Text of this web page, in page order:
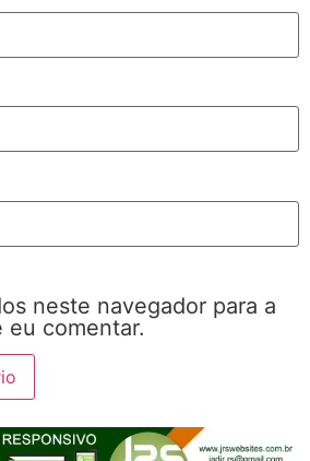
neste navegador para a
eu comentar.